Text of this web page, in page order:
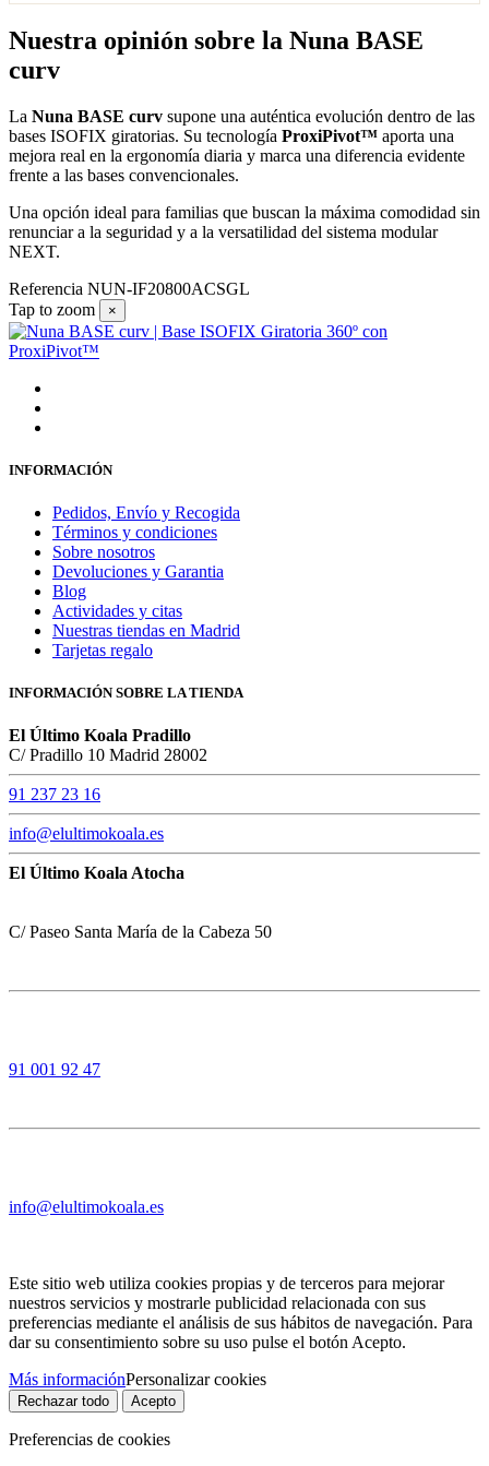
Nuestra opinión sobre la Nuna BASE
curv
La Nuna BASE curv supone una auténtica evolución dentro de las
bases ISOFIX giratorias. Su tecnología ProxiPivot™ aporta una
mejora real en la ergonomía diaria y marca una diferencia evidente
frente a las bases convencionales.
Una opción ideal para familias que buscan la máxima comodidad sin
renunciar a la seguridad y a la versatilidad del sistema modular
NEXT.
Referencia NUN-IF20800ACSGL
Tap to zoom
×
INFORMACIÓN
Pedidos, Envío y Recogida
Términos y condiciones
Sobre nosotros
Devoluciones y Garantia
Blog
Actividades y citas
Nuestras tiendas en Madrid
Tarjetas regalo
INFORMACIÓN SOBRE LA TIENDA
El Último Koala Pradillo
C/ Pradillo 10 Madrid 28002
91 237 23 16
info@elultimokoala.es
El Último Koala Atocha
C/ Paseo Santa María de la Cabeza 50
91 001 92 47
info@elultimokoala.es
Este sitio web utiliza cookies propias y de terceros para mejorar
nuestros servicios y mostrarle publicidad relacionada con sus
preferencias mediante el análisis de sus hábitos de navegación. Para
dar su consentimiento sobre su uso pulse el botón Acepto.
Más informaciónPersonalizar cookies
Rechazar todo Acepto
Preferencias de cookies